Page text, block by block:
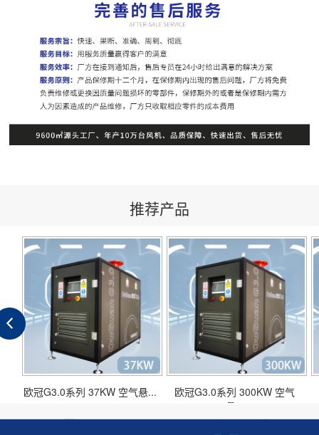
推荐产品
欧冠G3.0系列 37KW 空气悬...
欧冠G3.0系列 300KW 空气
悬...